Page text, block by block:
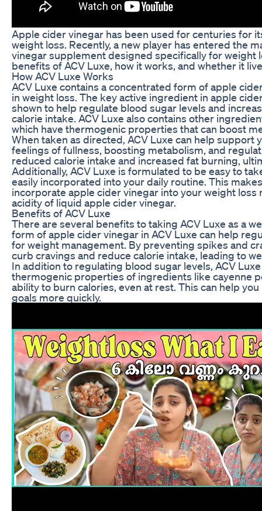
Apple cider vinegar has been used for centuries for
weight loss. Recently, a new player has entered the
vinegar supplement designed specifically for weight
benefits of ACV Luxe, how it works, and whether it
How ACV Luxe Works
ACV Luxe contains a concentrated form of apple
in weight loss. The key active ingredient in apple
shown to help regulate blood sugar levels and
calorie intake. ACV Luxe also contains other
which have thermogenic properties that can boost
When taken as directed, ACV Luxe can help support
feelings of fullness, boosting metabolism, and
reduced calorie intake and increased fat burning,
Additionally, ACV Luxe is formulated to be easy to
easily incorporated into your daily routine. This
incorporate apple cider vinegar into your weight
acidity of liquid apple cider vinegar.
Benefits of ACV Luxe
There are several benefits to taking ACV Luxe as a
form of apple cider vinegar in ACV Luxe can help
for weight management. By preventing spikes and
curb cravings and reduce calorie intake, leading to
In addition to regulating blood sugar levels, ACV
thermogenic properties of ingredients like cayenne
ability to burn calories, even at rest. This can help
goals more quickly.